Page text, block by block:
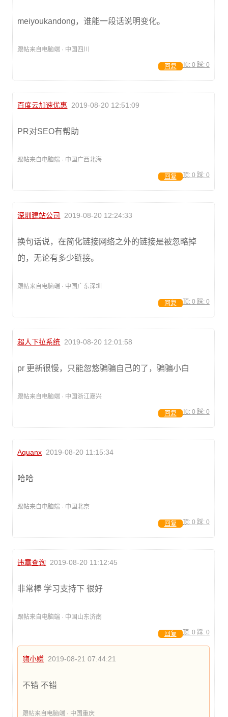
meiyoukandong，谁能一段话说明变化。
跟帖来自电脑端 · 中国四川
顶: 0 踩: 0
回复
百度云加速优惠 2019-08-20 12:51:09
PR对SEO有帮助
跟帖来自电脑端 · 中国广西北海
顶: 0 踩: 0
回复
深圳建站公司 2019-08-20 12:24:33
换句话说，在简化链接网络之外的链接是被忽略掉
的，无论有多少链接。
跟帖来自电脑端 · 中国广东深圳
顶: 0 踩: 0
回复
超人下拉系统 2019-08-20 12:01:58
pr 更新很慢，只能忽悠骗骗自己的了，骗骗小白
跟帖来自电脑端 · 中国浙江嘉兴
顶: 0 踩: 0
回复
Aquanx 2019-08-20 11:15:34
哈哈
跟帖来自电脑端 · 中国北京
顶: 0 踩: 0
回复
违章查询 2019-08-20 11:12:45
非常棒 学习支持下 很好
跟帖来自电脑端 · 中国山东济南
顶: 0 踩: 0
回复
嗨小赚 2019-08-21 07:44:21
不错 不错
跟帖来自电脑端 · 中国重庆